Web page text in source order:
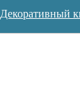
Декоративный